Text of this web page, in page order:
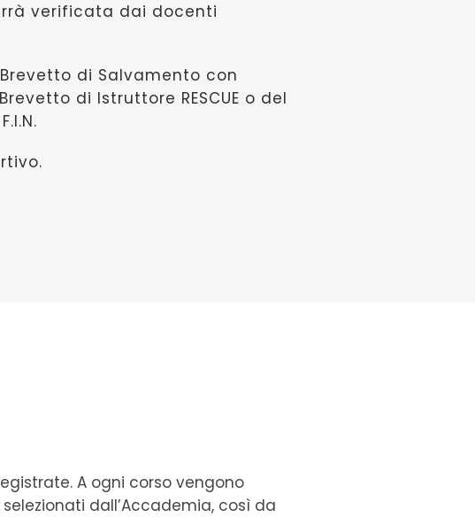
verificata dai docenti
di Salvamento con
di Istruttore RESCUE o del
A ogni corso vengono
dall’Accademia, così da